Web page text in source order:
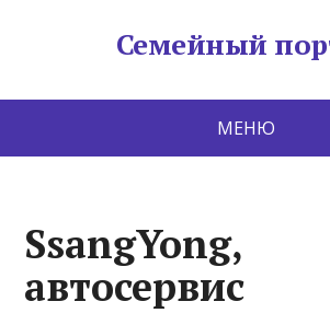
Семейный
МЕНЮ
SsangYong,
автосервис